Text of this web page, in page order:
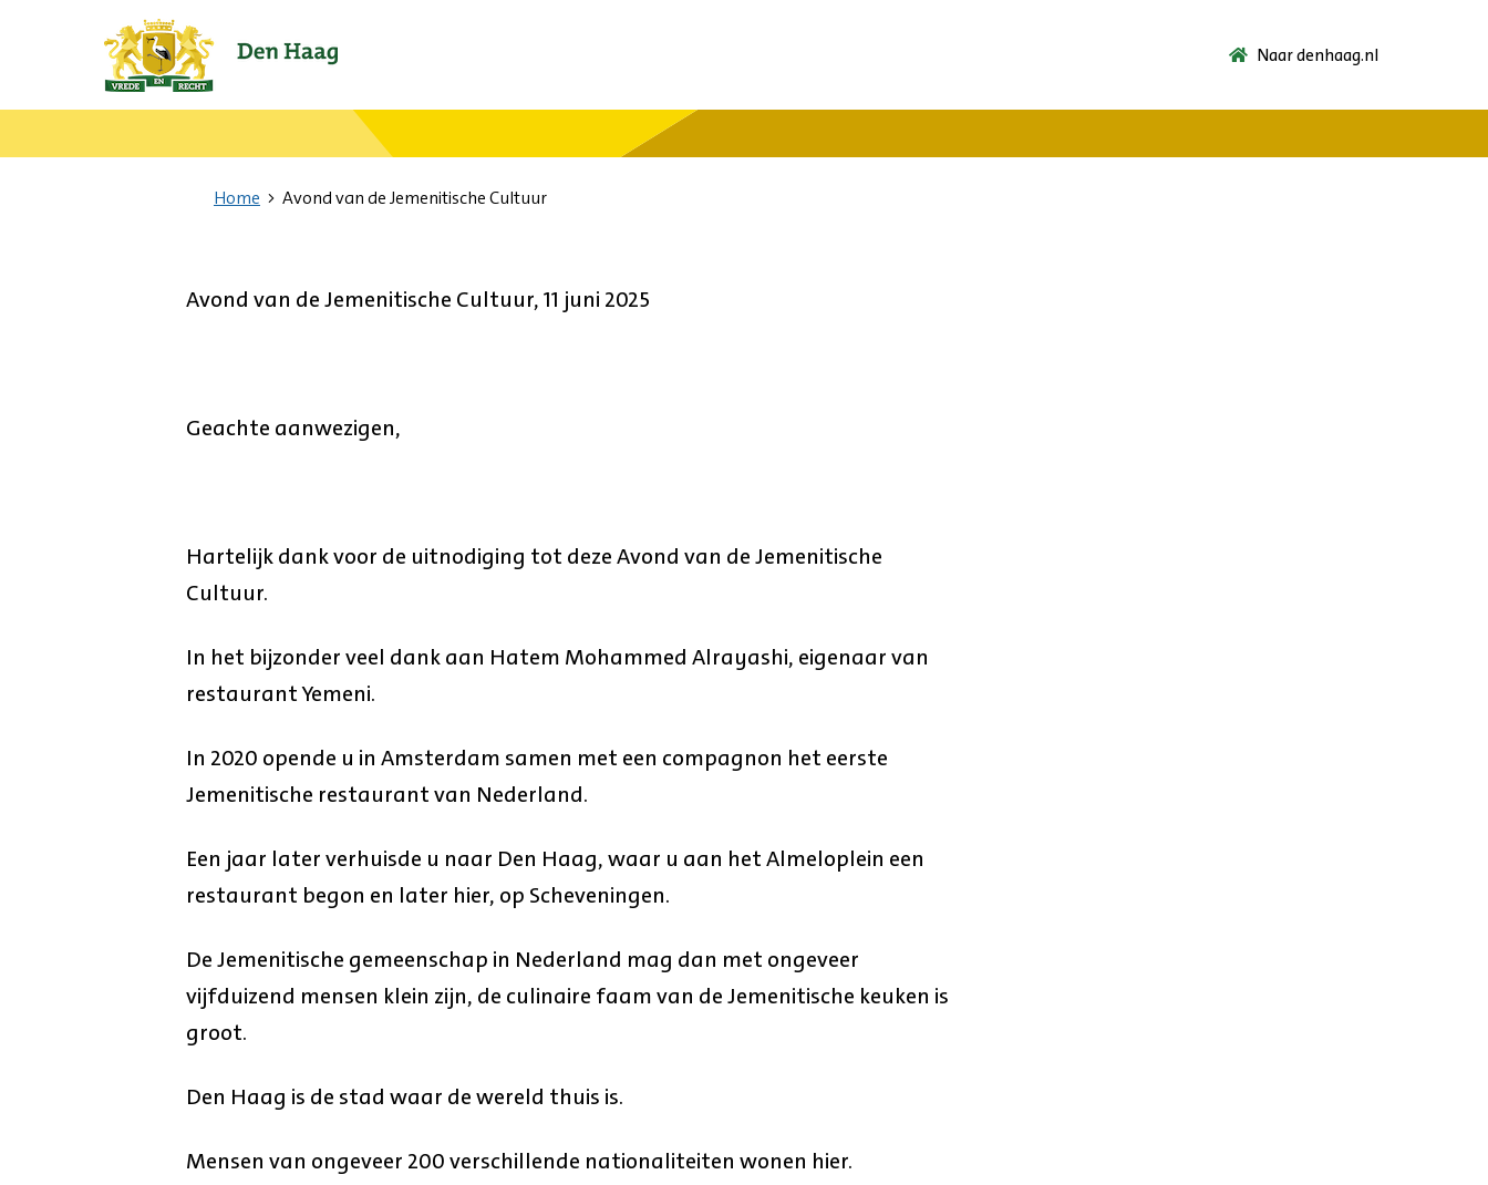
Ga
naar
de
Naar denhaag.nl
Home Avond van de Jemenitische Cultuur
Avond van de Jemenitische Cultuur, 11 juni 2025
Geachte aanwezigen,
Hartelijk dank voor de uitnodiging tot deze Avond van de Jemenitische
Cultuur.
In het bijzonder veel dank aan Hatem Mohammed Alrayashi, eigenaar van
restaurant Yemeni.
In 2020 opende u in Amsterdam samen met een compagnon het eerste
Jemenitische restaurant van Nederland.
Een jaar later verhuisde u naar Den Haag, waar u aan het Almeloplein een
restaurant begon en later hier, op Scheveningen.
De Jemenitische gemeenschap in Nederland mag dan met ongeveer
vijfduizend mensen klein zijn, de culinaire faam van de Jemenitische keuken is
groot.
Den Haag is de stad waar de wereld thuis is.
Mensen van ongeveer 200 verschillende nationaliteiten wonen hier.